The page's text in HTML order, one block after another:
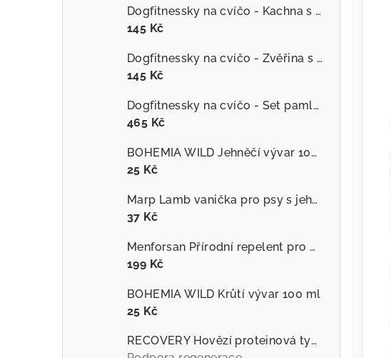
Dogfitnessky na cvíčo - Kachna s červenou řepou
145 Kč
Dogfitnessky na cvíčo - Zvěřina s jablky
145 Kč
Dogfitnessky na cvíčo - Set pamlsků
465 Kč
BOHEMIA WILD Jehněčí vývar 100 ml
25 Kč
Marp Lamb vanička pro psy s jehněčím
37 Kč
Menforsan Přírodní repelent pro psy proti hmyzu s extraktem z citronely
199 Kč
BOHEMIA WILD Krůtí vývar 100 ml
25 Kč
RECOVERY Hovězí proteinová tyčinka pro psy